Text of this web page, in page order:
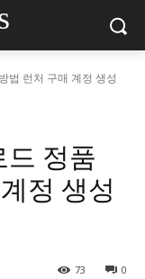
법 런처 구매 계정 생성
정품
정 생성
0
73